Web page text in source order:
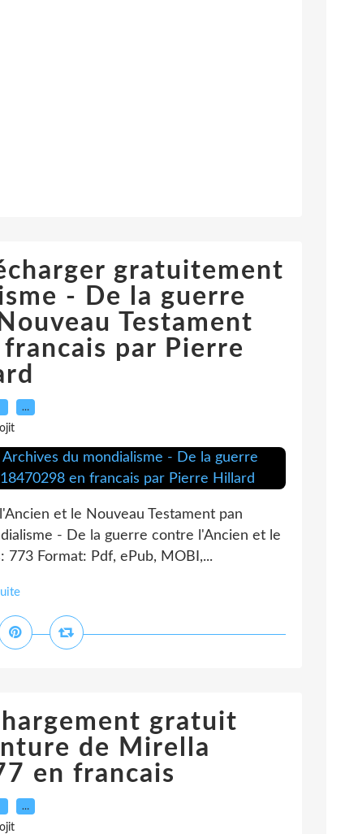
gratuitement
- De la guerre
Testament
par Pierre
…
et le Nouveau Testament pan
- De la guerre contre l'Ancien et le
773 Format: Pdf, ePub, MOBI,...
gratuit
de Mirella
en francais
…